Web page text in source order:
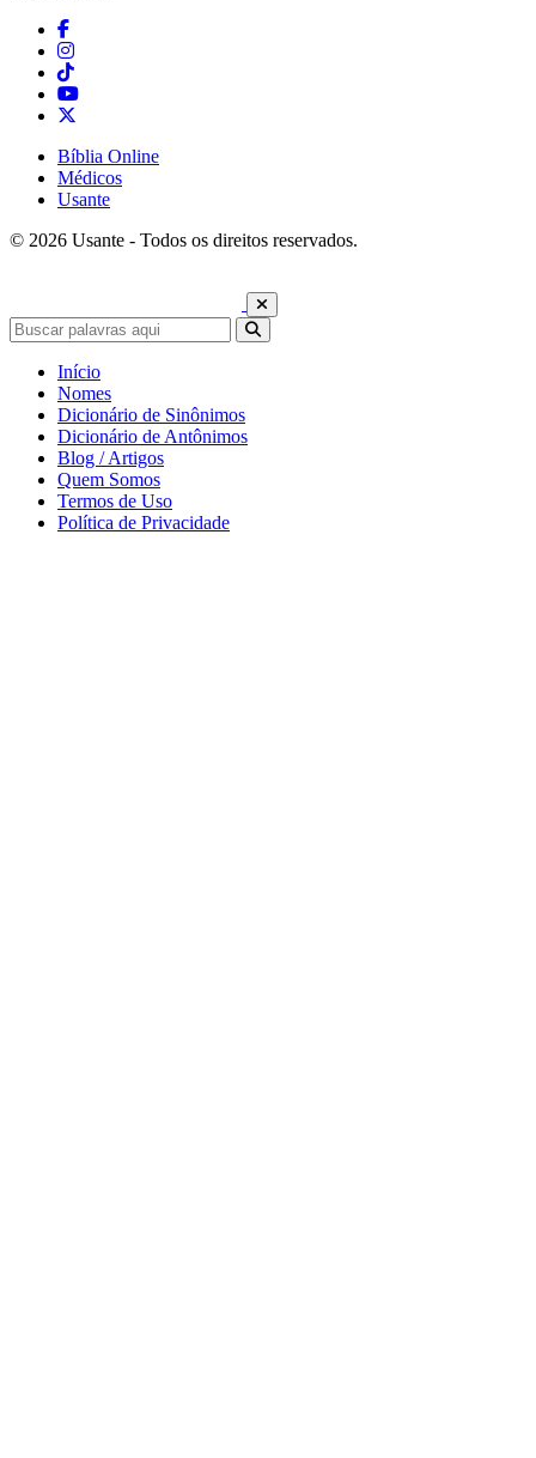
Bíblia Online
Médicos
Usante
© 2026 Usante - Todos os direitos reservados.
Início
Nomes
Dicionário de Sinônimos
Dicionário de Antônimos
Blog / Artigos
Quem Somos
Termos de Uso
Política de Privacidade